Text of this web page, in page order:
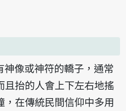
神像或神符的轎子，通常
且抬的人會上下左右地搖
，在傳統民間信仰中多用